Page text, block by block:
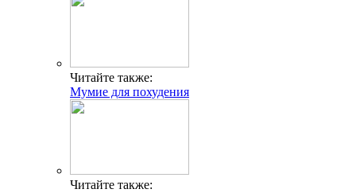
Читайте также:
Мумие для похудения
Читайте также: